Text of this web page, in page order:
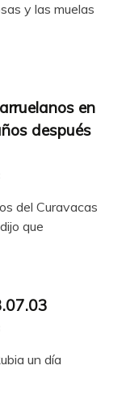
y las muelas
en
después
del Curavacas
que
un día